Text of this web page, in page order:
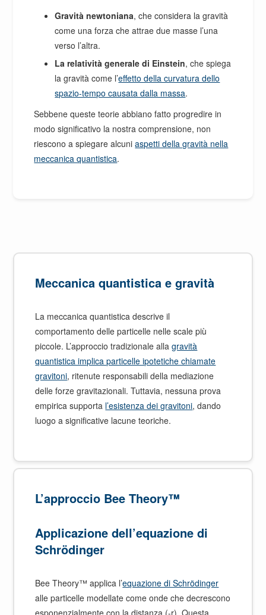
Gravità newtoniana, che considera la gravità
come una forza che attrae due masse l’una
verso l’altra.
La relatività generale di Einstein, che spiega
la gravità come l’effetto della curvatura dello
spazio-tempo causata dalla massa.
Sebbene queste teorie abbiano fatto progredire in
modo significativo la nostra comprensione, non
riescono a spiegare alcuniaspetti della gravità nella
meccanica quantistica.
Meccanica quantistica e gravità
La meccanica quantistica descrive il
comportamento delle particelle nelle scale più
piccole. L’approccio tradizionale allagravità
quantistica implica particelle ipotetiche chiamate
gravitoni, ritenute responsabili della mediazione
delle forze gravitazionali. Tuttavia, nessuna prova
empirica supporta l’esistenza dei gravitoni, dando
luogo a significative lacune teoriche.
L’approccio Bee Theory™
Applicazione dell’equazione di
Schrödinger
Bee Theory™ applica l’equazione di Schrödinger
alle particelle modellate come onde che decrescono
esponenzialmente con la distanza (-r). Questa